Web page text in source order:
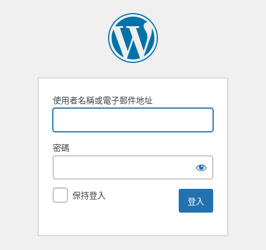
使用者名稱或電子郵件地址
密碼
保持登入